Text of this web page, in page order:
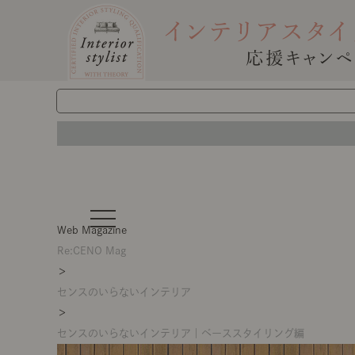
t
o
g
a
g
a
Web Magazine
Re:CENO Mag
＞
センスのいらないインテリア
＞
センスのいらないインテリア｜ベーススタイリング編